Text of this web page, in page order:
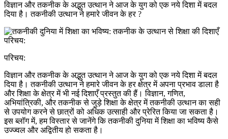
विज्ञान और तकनीक के अद्भुत उत्थान ने आज के युग को एक नये दिशा में बदल
दिया है। तकनीकी उत्थान ने हमारे जीवन के हर ?
परिचय:
विज्ञान और तकनीक के अद्भुत उत्थान ने आज के युग को एक नये दिशा में बदल
दिया है। तकनीकी उत्थान ने हमारे जीवन के हर क्षेत्र में अपना प्रभाव डाला है
और शिक्षा के क्षेत्र में भी नई दिशाएँ प्रस्तुत की हैं। विज्ञान, गणित,
अभियांत्रिकी, और तकनीक से जुड़े शिक्षा के क्षेत्र में तकनीकी उत्थान का सही
से उपयोग करने से छात्रों को अधिक उत्साही और प्रेरित किया जा सकता है।
इस ब्लॉग में, हम विस्तार से जानेंगे कि तकनीकी दुनिया में शिक्षा का भविष्य कैसे
उज्ज्वल और अद्वितीय हो सकता है।